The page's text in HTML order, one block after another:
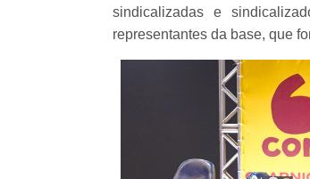
sindicalizadas e
representantes da base, que